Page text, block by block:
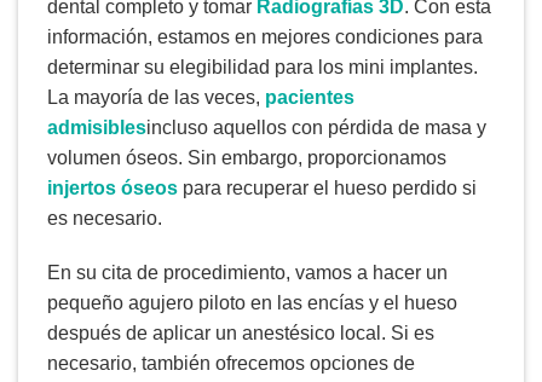
dental completo y tomar Radiografías 3D. Con esta
información, estamos en mejores condiciones para
determinar su elegibilidad para los mini implantes.
La mayoría de las veces, pacientes
admisiblesincluso aquellos con pérdida de masa y
volumen óseos. Sin embargo, proporcionamos
injertos óseos para recuperar el hueso perdido si
es necesario.
En su cita de procedimiento, vamos a hacer un
pequeño agujero piloto en las encías y el hueso
después de aplicar un anestésico local. Si es
necesario, también ofrecemos opciones de